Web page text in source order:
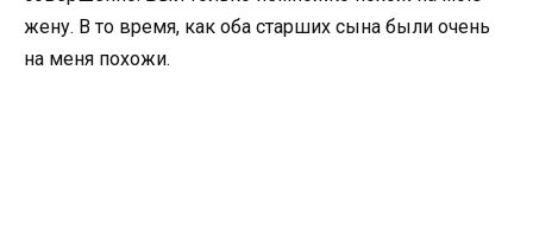
жену. В то время, как оба старших сына были очень
на меня похожи.